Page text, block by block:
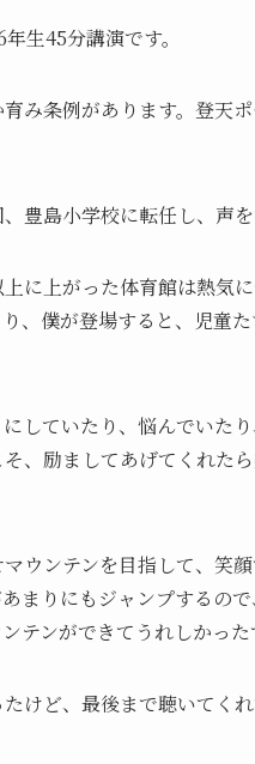
生45分講演です。
み条例があります。登天
豊島小学校に転任し、声を
に上がった体育館は熱気に
、僕が登場すると、児童
していたり、悩んでいた
、励ましてあげてくれた
ウンテンを目指して、笑
まりにもジャンプするの
テンができてうれしかった
けど、最後まで聴いてく